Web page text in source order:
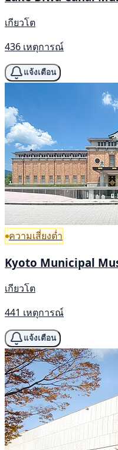
เกียวโต
436 เหตุการณ์
แจ้งเตือน
ความเสี่ยงต่ำ
Kyoto Municipal
เกียวโต
441 เหตุการณ์
แจ้งเตือน